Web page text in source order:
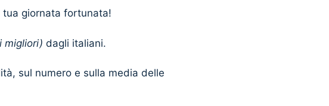
tua giornata fortunata!
migliori) dagli italiani.
sul numero e sulla media delle